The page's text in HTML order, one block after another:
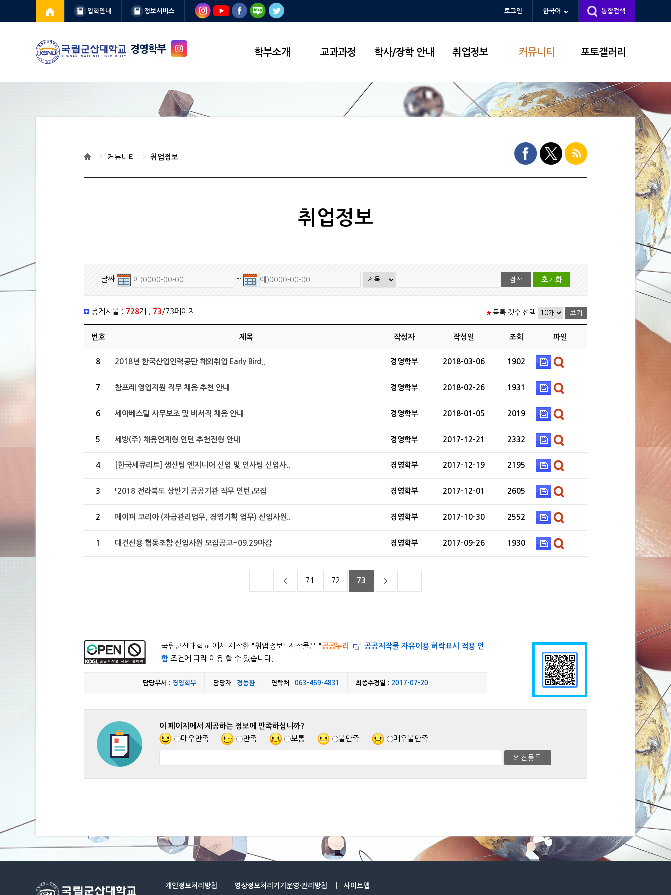
입학안내 정보서비스 로그인 한국어 통합검색
경영학부 학부소개 교과과정 학사/장학 안내 취업정보 커뮤니티 포토갤러리
커뮤니티 취업정보
취업정보
날짜 ~
총게시물 : 728 개 , 73 /73페이지 목록 갯수 선택
번호 제목 작성자 작성일 조회 파일
8 2018년 한국산업인력공단 해외취업 Early Bird.. 경영학부 2018-03-06 1902
7 참프레 영업지원 직무 채용 추천 안내 경영학부 2018-02-26 1931
6 세아베스틸 사무보조 및 비서직 채용 안내 경영학부 2018-01-05 2019
5 세방(주) 채용연계형 인턴 추천전형 안내 경영학부 2017-12-21 2332
4 [한국세큐리트] 생산팀 엔지니어 신입 및 인사팀 신입사.. 경영학부 2017-12-19 2195
3 「2018 전라북도 상반기 공공기관 직무 인턴」모집 경영학부 2017-12-01 2605
2 페이퍼 코리아 (자금관리업무, 경영기획 업무) 신입사원.. 경영학부 2017-10-30 2552
1 대건신용 협동조합 신입사원 모집공고~09.29마감 경영학부 2017-09-26 1930
71 72 73
국립군산대학교 에서 제작한 "취업정보" 저작물은 "공공누리 " 공공저작물 자유이용 허락표시 적용 안
함조건에 따라 이용 할 수 있습니다.
담당부서 : 경영학부 담당자: 정동환 연락처 : 063-469-4831 최종수정일 : 2017-07-20
이 페이지에서 제공하는 정보에 만족하십니까?
매우만족
만족 보통 불만족 매우불만족
개인정보처리방침 영상정보처리기기운영·관리방침 사이트맵